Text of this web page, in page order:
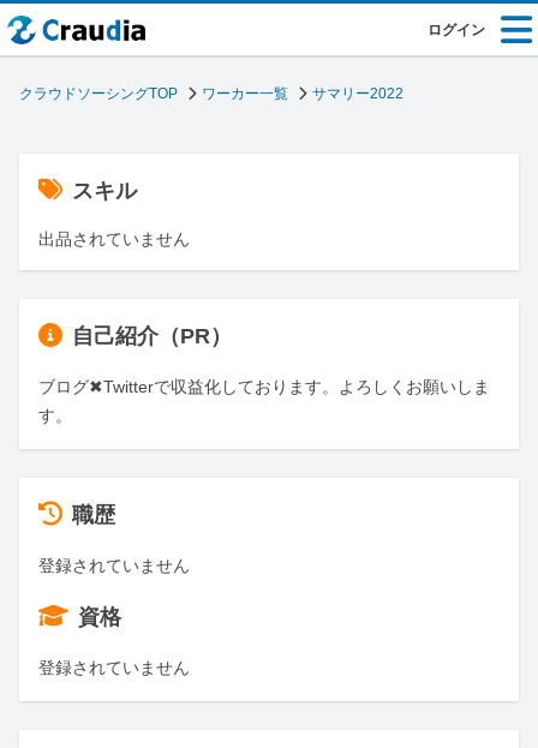
ログイン
クラウドソーシングTOP ワーカー一覧 サマリー2022
スキル
出品されていません
自己紹介（PR）
ブログ✖Twitterで収益化しております。よろしくお願いしま
す。
職歴
登録されていません
資格
登録されていません